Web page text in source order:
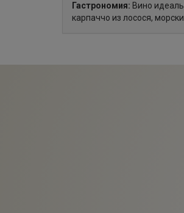
Гастрономия: Вино
карпаччо из лосося,